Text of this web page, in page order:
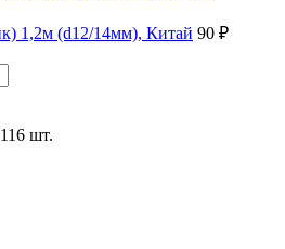
1,2м (d12/14мм), Китай 90 ₽
116 шт.